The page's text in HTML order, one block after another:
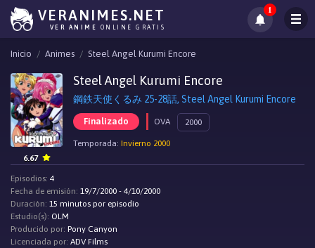
VERANIMES.NET
VER ANIME ONLINE GRATIS
1
Inicio Animes Steel Angel Kurumi Encore
Steel Angel Kurumi Encore
鋼鉄天使くるみ 25-28話, Steel Angel Kurumi Encore
Finalizado OVA 2000
Temporada: Invierno 2000
6.67
Episodios: 4
Fecha de emisión: 19/7/2000 - 4/10/2000
Duración: 15 minutos por episodio
Estudio(s): OLM
Producido por: Pony Canyon
Licenciada por: ADV Films